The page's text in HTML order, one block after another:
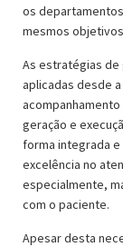
os
mesmos
As estratégias
aplicadas desde
geração e
forma integrada
excelência no
especialmente,
com o paciente.
Apesar desta